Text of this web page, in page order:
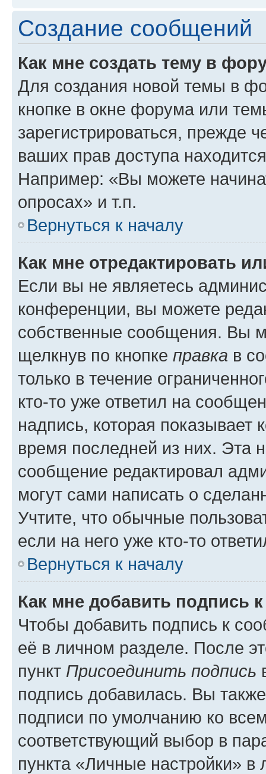
Создание сообщений
Как мне создать тему в
Для создания новой темы в
кнопке в окне форума или
зарегистрироваться, прежде
ваших прав доступа
Например: «Вы можете
опросах» и т.п.
Вернуться к началу
Как мне отредактировать
Если вы не являетесь
конференции, вы можете
собственные сообщения. Вы
щелкнув по кнопке правка в
только в течение
кто-то уже ответил на
надпись, которая показывает
время последней из них. Эта
сообщение редактировал
могут сами написать о
Учтите, что обычные
если на него уже кто-то
Вернуться к началу
Как мне добавить подпись
Чтобы добавить подпись к
её в личном разделе. После
пункт Присоединить подпись
подпись добавилась. Вы
подписи по умолчанию ко
соответствующий выбор в
пункта «Личные настройки»